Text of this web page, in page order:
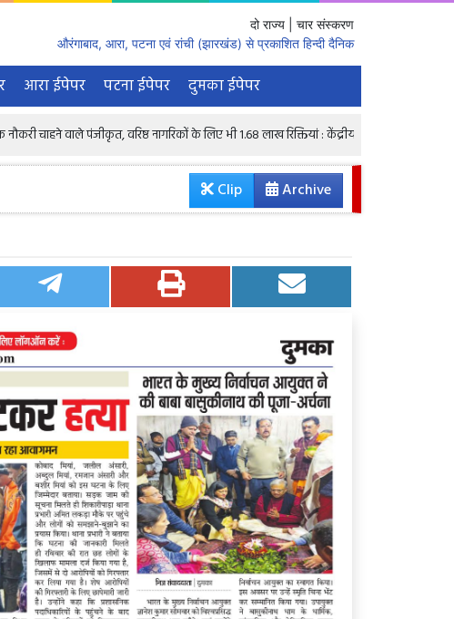
दो राज्य | चार संस्करण
औरंगाबाद, आरा, पटना एवं रांची (झारखंड) से प्रकाशित हिन्दी दैनिक
आरा ईपेपर पटना ईपेपर दुमका ईपेपर
पंजीकृत, वरिष्ठ नागरिकों के लिए भी 1.68 लाख रिक्तियां : केंद्रीय मंत्री
Archive
Clip